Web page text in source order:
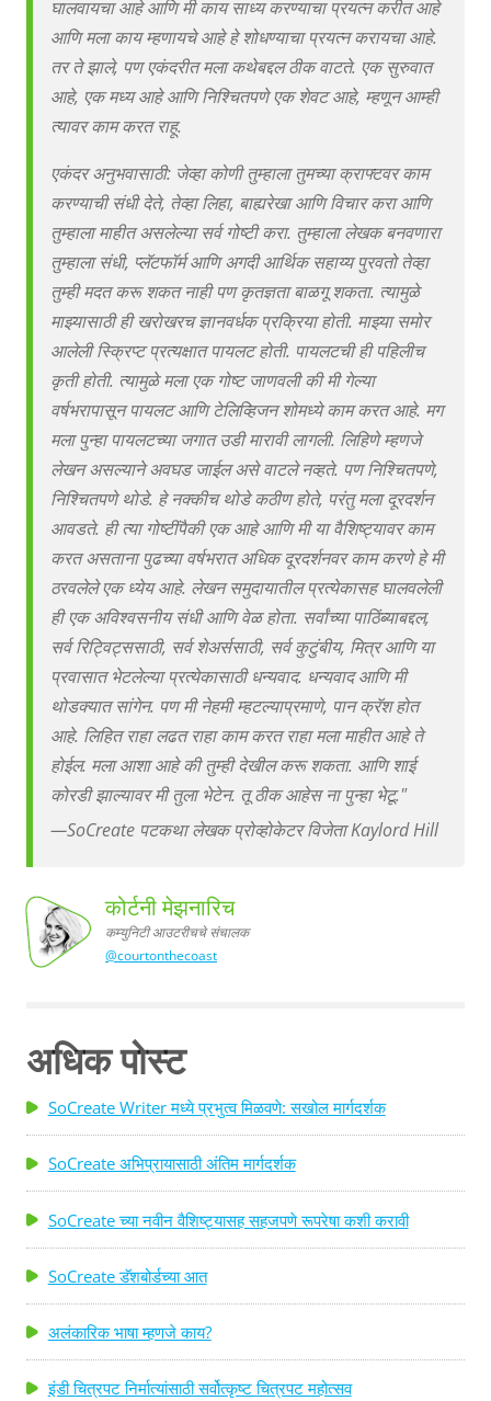
घालवायचा आहे आणि मी काय साध्य करण्याचा प्रयत्न करीत आहे
आणि मला काय म्हणायचे आहे हे शोधण्याचा प्रयत्न करायचा आहे.
तर ते झाले, पण एकंदरीत मला कथेबद्दल ठीक वाटते. एक सुरुवात
आहे, एक मध्य आहे आणि निश्चितपणे एक शेवट आहे, म्हणून आम्ही
त्यावर काम करत राहू.
एकंदर अनुभवासाठी: जेव्हा कोणी तुम्हाला तुमच्या क्राफ्टवर काम
करण्याची संधी देते, तेव्हा लिहा, बाह्यरेखा आणि विचार करा आणि
तुम्हाला माहीत असलेल्या सर्व गोष्टी करा. तुम्हाला लेखक बनवणारा
तुम्हाला संधी, प्लॅटफॉर्म आणि अगदी आर्थिक सहाय्य पुरवतो तेव्हा
तुम्ही मदत करू शकत नाही पण कृतज्ञता बाळगू शकता. त्यामुळे
माझ्यासाठी ही खरोखरच ज्ञानवर्धक प्रक्रिया होती. माझ्या समोर
आलेली स्क्रिप्ट प्रत्यक्षात पायलट होती. पायलटची ही पहिलीच
कृती होती. त्यामुळे मला एक गोष्ट जाणवली की मी गेल्या
वर्षभरापासून पायलट आणि टेलिव्हिजन शोमध्ये काम करत आहे. मग
मला पुन्हा पायलटच्या जगात उडी मारावी लागली. लिहिणे म्हणजे
लेखन असल्याने अवघड जाईल असे वाटले नव्हते. पण निश्चितपणे,
निश्चितपणे थोडे. हे नक्कीच थोडे कठीण होते, परंतु मला दूरदर्शन
आवडते. ही त्या गोष्टींपैकी एक आहे आणि मी या वैशिष्ट्यावर काम
करत असताना पुढच्या वर्षभरात अधिक दूरदर्शनवर काम करणे हे मी
ठरवलेले एक ध्येय आहे. लेखन समुदायातील प्रत्येकासह घालवलेली
ही एक अविश्वसनीय संधी आणि वेळ होता. सर्वांच्या पाठिंब्याबद्दल,
सर्व रिट्विट्ससाठी, सर्व शेअर्ससाठी, सर्व कुटुंबीय, मित्र आणि या
प्रवासात भेटलेल्या प्रत्येकासाठी धन्यवाद. धन्यवाद आणि मी
थोडक्यात सांगेन. पण मी नेहमी म्हटल्याप्रमाणे, पान क्रॅश होत
आहे. लिहित राहा लढत राहा काम करत राहा मला माहीत आहे ते
होईल. मला आशा आहे की तुम्ही देखील करू शकता. आणि शाई
कोरडी झाल्यावर मी तुला भेटेन. तू ठीक आहेस ना पुन्हा भेटू."
—SoCreate पटकथा लेखक प्रोव्होकेटर विजेता Kaylord Hill
कोर्टनी
मेझनारिच,
कम्युनिटी
आउटरीचचे
संचालक
कोर्टनी मेझनारिच
कम्युनिटी आउटरीचचे संचालक
@courtonthecoast
अधिक पोस्ट
SoCreate Writer मध्ये प्रभुत्व मिळवणे: सखोल मार्गदर्शक
SoCreate अभिप्रायासाठी अंतिम मार्गदर्शक
SoCreate च्या नवीन वैशिष्ट्यासह सहजपणे रूपरेषा कशी करावी
SoCreate डॅशबोर्डच्या आत
अलंकारिक भाषा म्हणजे काय?
इंडी चित्रपट निर्मात्यांसाठी सर्वोत्कृष्ट चित्रपट महोत्सव